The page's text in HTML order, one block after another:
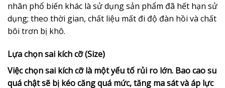
nhân phổ biến khác là sử dụng sản phẩm đã hết hạn sử
dụng; theo thời gian, chất liệu mất đi độ đàn hồi và chất
bôi trơn bị khô.
Lựa chọn sai kích cỡ (Size)
Việc chọn sai kích cỡ là một yếu tố rủi ro lớn. Bao cao su
quá chật sẽ bị kéo căng quá mức, tăng ma sát và áp lực